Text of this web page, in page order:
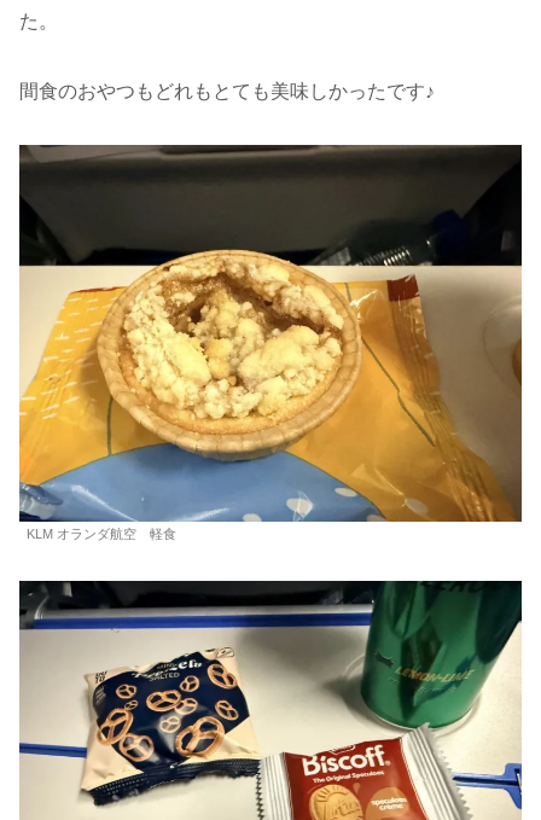
た。
間食のおやつもどれもとても美味しかったです♪
KLM オランダ航空 軽食